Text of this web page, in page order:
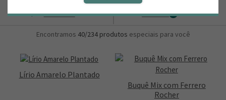
Refinar 0
Ordernar
Encontramos 40/234 produtos especiais para você
Lírio Amarelo Plantado
Buquê Mix com Ferrero
Rocher